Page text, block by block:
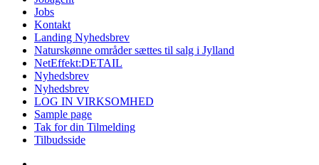
Jobs
Kontakt
Landing Nyhedsbrev
Naturskønne områder sættes til salg i Jylland
NetEffekt:DETAIL
Nyhedsbrev
Nyhedsbrev
LOG IN VIRKSOMHED
Sample page
Tak for din Tilmelding
Tilbudsside